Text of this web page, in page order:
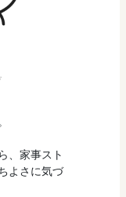
、家事スト
よさに気づ